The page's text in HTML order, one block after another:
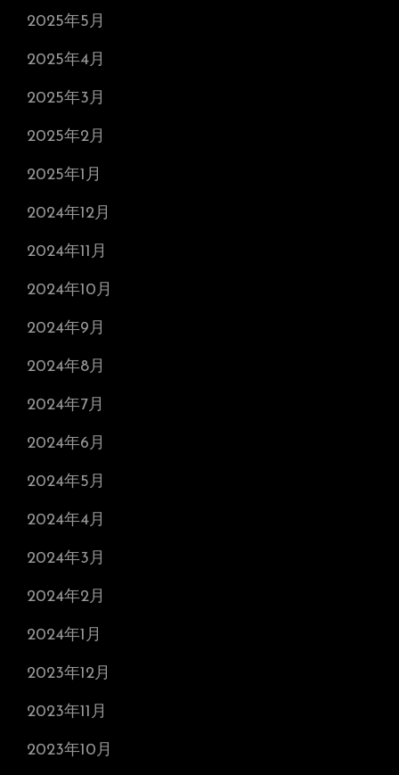
2025年5月
2025年4月
2025年3月
2025年2月
2025年1月
2024年12月
2024年11月
2024年10月
2024年9月
2024年8月
2024年7月
2024年6月
2024年5月
2024年4月
2024年3月
2024年2月
2024年1月
2023年12月
2023年11月
2023年10月